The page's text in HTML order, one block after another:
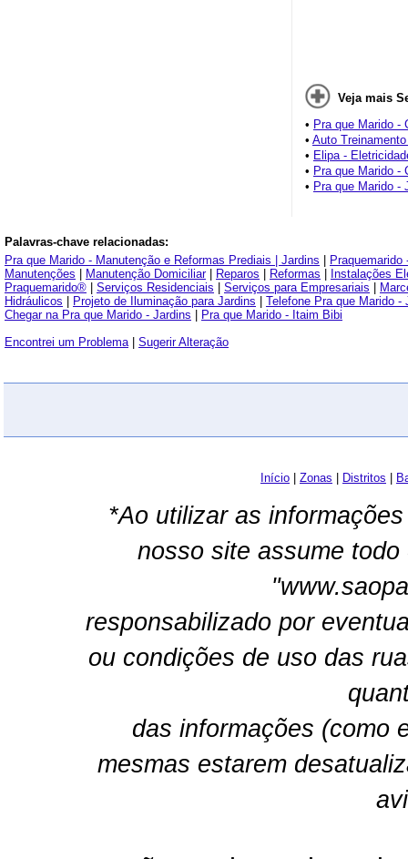
Veja mais
• Pra que Marido -
• Auto
• Elipa -
• Pra que Marido -
• Pra que Marido -
Palavras-chave relacionadas:
Pra que Marido - Manutenção e Reformas Prediais | Jardins
Praquemarido
Manutenções
Manutenção Domiciliar| Reparos Reformas
Instalações
Praquemarido®
Serviços Residenciais Serviços para Empresariais
Hidráulicos
Projeto de Iluminação para Jardins
Telefone Pra que Marido -
Chegar na Pra que Marido - Jardins
Pra que Marido - Itaim Bibi
Encontrei um Problema| Sugerir Alteração
Início Zonas Distritos
*Ao utilizar as
nosso site assume
responsabilizado por
ou condições de uso das
das informações (como
mesmas estarem